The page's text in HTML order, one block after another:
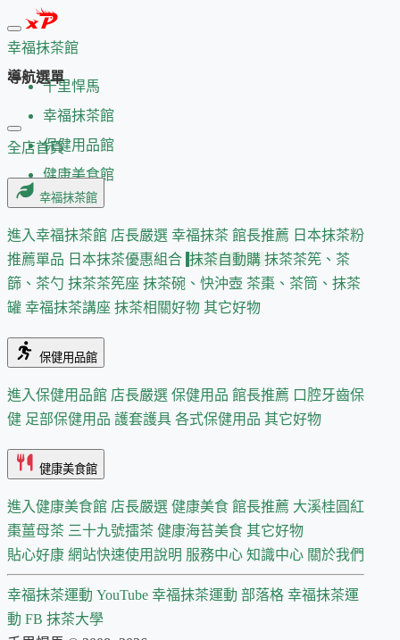
幸福抹茶館
千里悍馬
幸福抹茶館
保健用品館
健康美食館
導航選單
全店首頁
幸福抹茶館
進入幸福抹茶館 店長嚴選 幸福抹茶 館長推薦 日本抹茶粉
推薦單品 日本抹茶優惠組合 抹茶自動購 抹茶茶筅、茶
篩、茶勺 抹茶茶筅座 抹茶碗、快沖壺 茶棗、茶筒、抹茶
罐 幸福抹茶講座 抹茶相關好物 其它好物
保健用品館
進入保健用品館 店長嚴選 保健用品 館長推薦 口腔牙齒保
健 足部保健用品 護套護具 各式保健用品 其它好物
健康美食館
進入健康美食館 店長嚴選 健康美食 館長推薦 大溪桂圓紅
棗薑母茶 三十九號擂茶 健康海苔美食 其它好物
貼心好康 網站快速使用說明 服務中心 知識中心 關於我們
幸福抹茶運動 YouTube 幸福抹茶運動 部落格 幸福抹茶運
動 FB 抹茶大學